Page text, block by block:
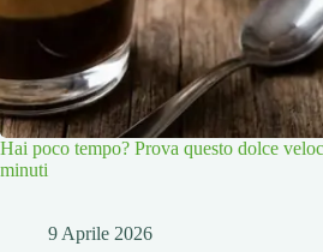
Hai poco tempo? Prova questo dolce
minuti
9 Aprile 2026